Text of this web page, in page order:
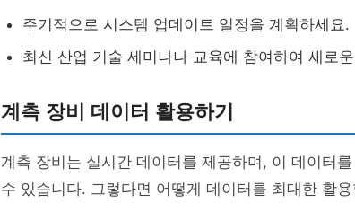
주기적으로 시스템 업데이트 일정을 계획하세요.
최신 산업 기술 세미나나 교육에 참여하여 새로
계측 장비 데이터 활용하기
계측 장비는 실시간 데이터를 제공하며, 이 데이터
수 있습니다. 그렇다면 어떻게 데이터를 최대한 활